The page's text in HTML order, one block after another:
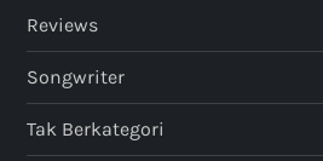
Reviews
Songwriter
Tak Berkategori